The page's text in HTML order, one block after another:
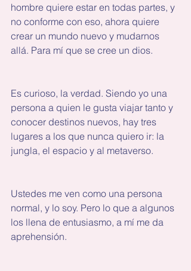
hombre quiere estar en todas partes, y
no conforme con eso, ahora quiere
crear un mundo nuevo y mudarnos
allá. Para mí que se cree un dios.
Es curioso, la verdad. Siendo yo una
persona a quien le gusta viajar tanto y
conocer destinos nuevos, hay tres
lugares a los que nunca quiero ir: la
jungla, el espacio y al metaverso.
Ustedes me ven como una persona
normal, y lo soy. Pero lo que a algunos
los llena de entusiasmo, a mí me da
aprehensión.